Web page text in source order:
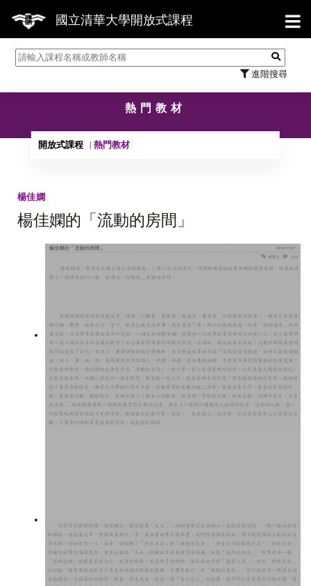
國立清華大學開放式課程
進階搜尋
【
熱門教材
開放式課程 熱門教材
楊佳嫻
楊佳嫻的「流動的房間」